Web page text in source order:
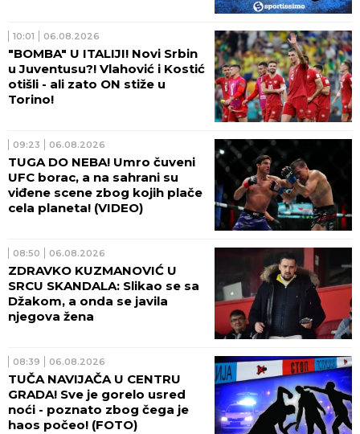
10:01 06.08.2026
"BOMBA" U ITALIJI! Novi Srbin
u Juventusu?! Vlahović i Kostić
otišli - ali zato ON stiže u
Torino!
09:23 06.08.2026
TUGA DO NEBA! Umro čuveni
UFC borac, a na sahrani su
viđene scene zbog kojih plače
cela planeta! (VIDEO)
08:50 06.08.2026
ZDRAVKO KUZMANOVIĆ U
SRCU SKANDALA: Slikao se sa
Džakom, a onda se javila
njegova žena
08:39 06.08.2026
TUČA NAVIJAČA U CENTRU
GRADA! Sve je gorelo usred
noći - poznato zbog čega je
haos počeo! (FOTO)